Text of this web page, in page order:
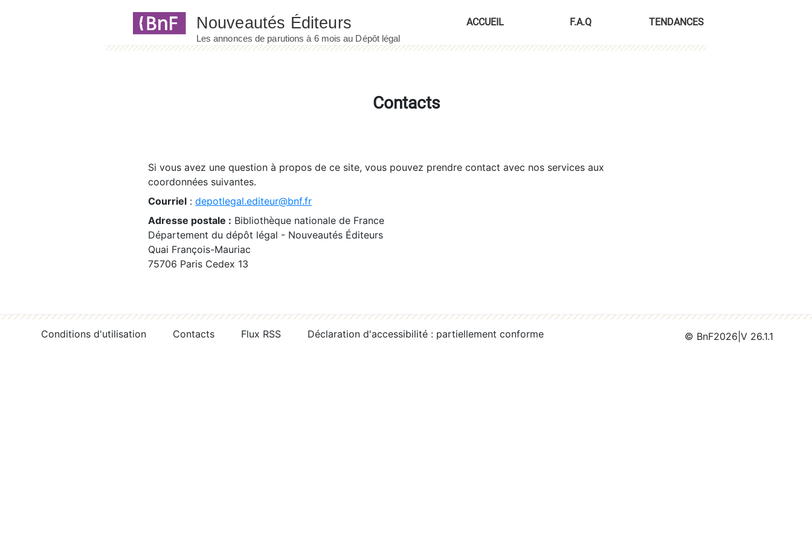
ACCUEIL F.A.Q TENDANCES
Contacts
Si vous avez une question à propos de ce site, vous pouvez prendre contact avec nos services aux
coordonnées suivantes.
Courriel : depotlegal.editeur@bnf.fr
Adresse postale : Bibliothèque nationale de France
Département du dépôt légal - Nouveautés Éditeurs
Quai François-Mauriac
75706 Paris Cedex 13
Conditions d'utilisation Contacts Flux RSS Déclaration d'accessibilité : partiellement conforme © BnF2026 V 26.1.1